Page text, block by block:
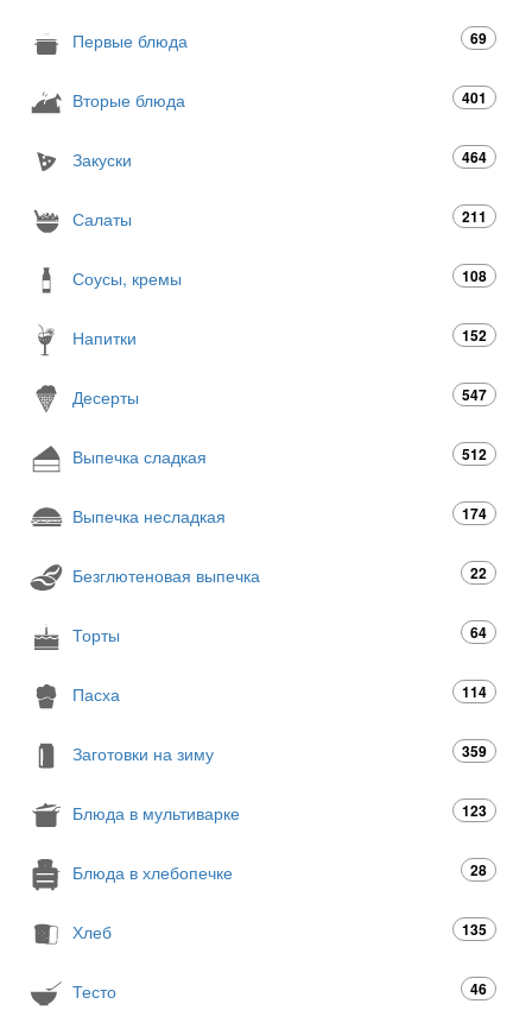
Первые блюда 69
Вторые блюда 401
Закуски 464
Салаты 211
Соусы, кремы 108
Напитки 152
Десерты 547
Выпечка сладкая 512
Выпечка несладкая 174
Безглютеновая выпечка 22
Торты 64
Пасха 114
Заготовки на зиму 359
Блюда в мультиварке 123
Блюда в хлебопечке 28
Хлеб 135
Тесто 46